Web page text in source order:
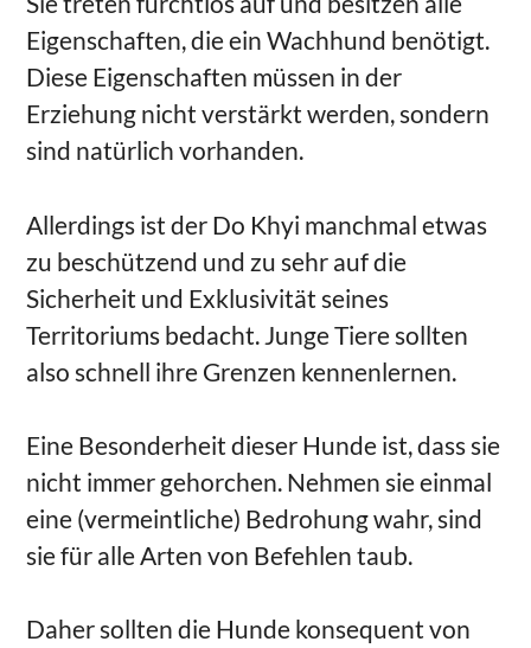
Eigenschaften, die ein Wachhund benötigt.
Diese Eigenschaften müssen in der
Erziehung nicht verstärkt werden, sondern
sind natürlich vorhanden.
Allerdings ist der Do Khyi manchmal etwas
zu beschützend und zu sehr auf die
Sicherheit und Exklusivität seines
Territoriums bedacht. Junge Tiere sollten
also schnell ihre Grenzen kennenlernen.
Eine Besonderheit dieser Hunde ist, dass sie
nicht immer gehorchen. Nehmen sie einmal
eine (vermeintliche) Bedrohung wahr, sind
sie für alle Arten von Befehlen taub.
Daher sollten die Hunde konsequent von